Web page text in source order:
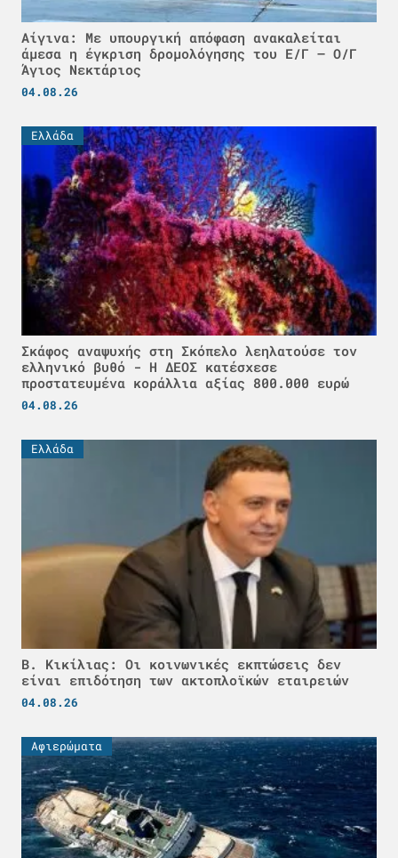
Αίγινα: Με υπουργική απόφαση ανακαλείται
άμεσα η έγκριση δρομολόγησης του Ε/Γ – Ο/Γ
Άγιος Νεκτάριος
04.08.26
Ελλάδα
Σκάφος αναψυχής στη Σκόπελο λεηλατούσε τον
ελληνικό βυθό - H ΔΕΟΣ κατέσχεσε
προστατευμένα κοράλλια αξίας 800.000 ευρώ
04.08.26
Ελλάδα
Β. Κικίλιας: Οι κοινωνικές εκπτώσεις δεν
είναι επιδότηση των ακτοπλοϊκών εταιρειών
04.08.26
Αφιερώματα